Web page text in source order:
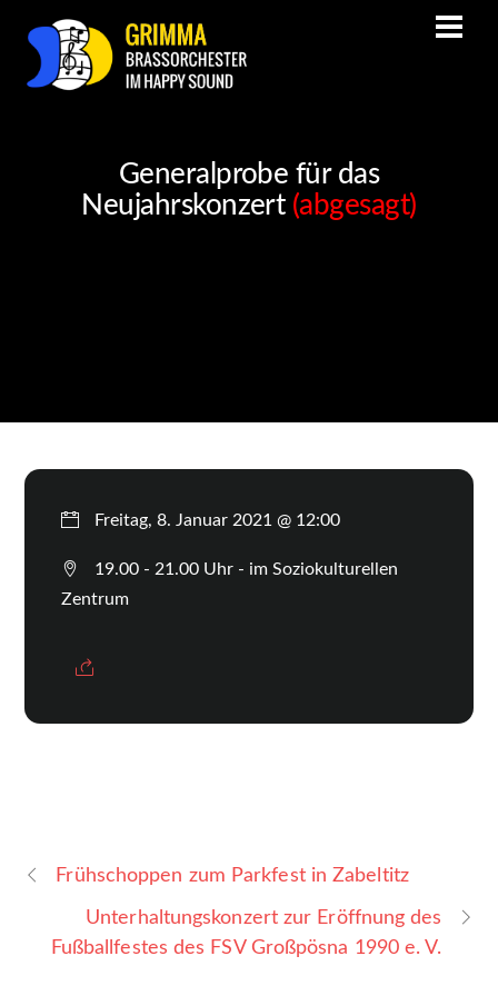
Generalprobe für das
Neujahrskonzert (abgesagt)
Freitag, 8. Januar 2021 @ 12:00
19.00 - 21.00 Uhr - im Soziokulturellen
Zentrum
Frühschoppen zum Parkfest in Zabeltitz
Unterhaltungskonzert zur Eröffnung des
Fußballfestes des FSV Großpösna 1990 e. V.